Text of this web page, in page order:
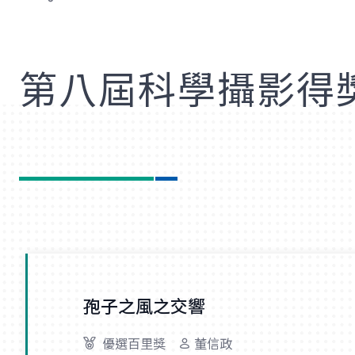
第八屆科學攝影得
孢子之風之交響
優選百里獎 董信政